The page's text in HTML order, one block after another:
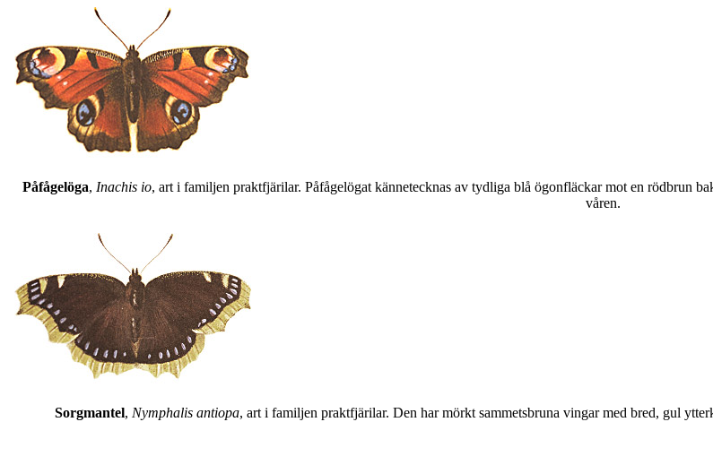
Påfågelöga, Inachis io, art i familjen praktfjärilar. Påfågelögat kännetecknas av tydliga blå ögonfläckar mot en rödbrun
våren.
Sorgmantel, Nymphalis antiopa, art i familjen praktfjärilar. Den har mörkt sammetsbruna vingar med bred, gul